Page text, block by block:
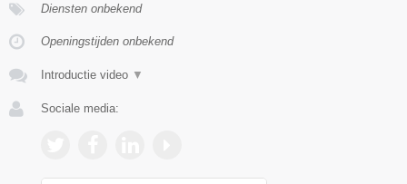
Diensten onbekend
Openingstijden onbekend
Introductie video ▼
Sociale media: